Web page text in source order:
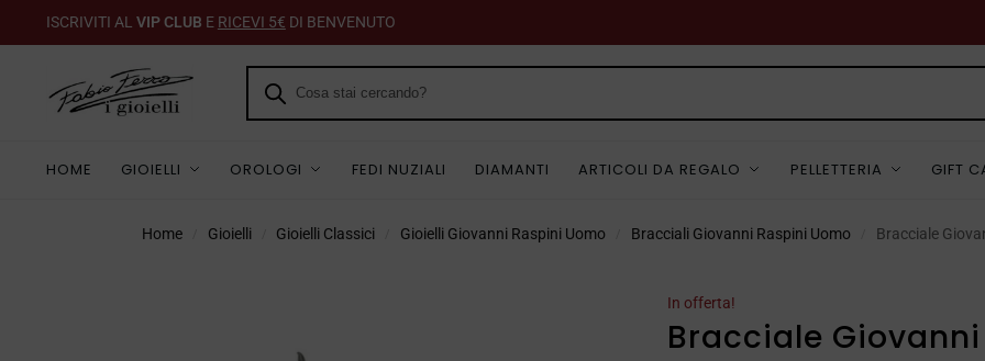
ISCRIVITI AL VIP CLUB E RICEVI 5€ DI BENVENUTO
HOME GIOIELLI OROLOGI FEDI NUZIALI DIAMANTI ARTICOLI DA REGALO PELLETTERIA GIFT
Home Gioielli Gioielli Classici Gioielli Giovanni Raspini Uomo Bracciali Giovanni Raspini Uomo Bracciale
In offerta!
Bracciale